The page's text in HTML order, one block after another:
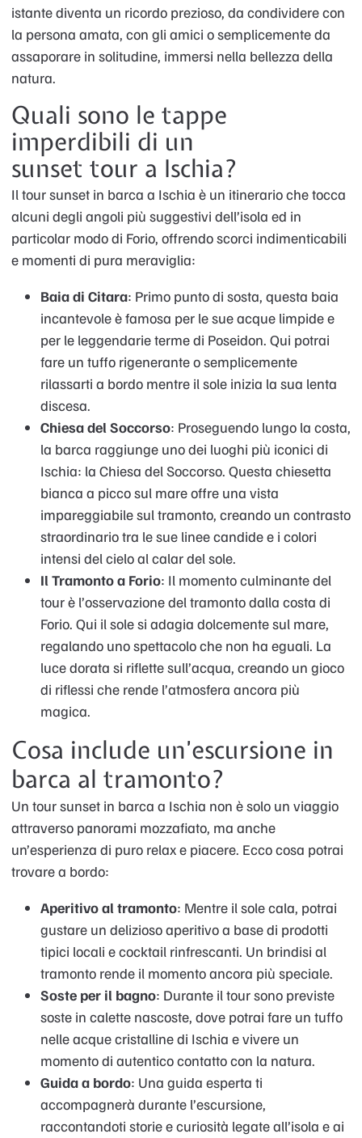
istante diventa un ricordo prezioso, da condividere con
la persona amata, con gli amici o semplicemente da
assaporare in solitudine, immersi nella bellezza della
natura.
Quali sono le tappe
imperdibili di un
sunset tour a Ischia?
Il tour sunset in barca a Ischia è un itinerario che tocca
alcuni degli angoli più suggestivi dell’isola ed in
particolar modo di Forio, offrendo scorci indimenticabili
e momenti di pura meraviglia:
Baia di Citara: Primo punto di sosta, questa baia
incantevole è famosa per le sue acque limpide e
per le leggendarie terme di Poseidon. Qui potrai
fare un tuffo rigenerante o semplicemente
rilassarti a bordo mentre il sole inizia la sua lenta
discesa.
Chiesa del Soccorso: Proseguendo lungo la costa,
la barca raggiunge uno dei luoghi più iconici di
Ischia: la Chiesa del Soccorso. Questa chiesetta
bianca a picco sul mare offre una vista
impareggiabile sul tramonto, creando un contrasto
straordinario tra le sue linee candide e i colori
intensi del cielo al calar del sole.
Il Tramonto a Forio: Il momento culminante del
tour è l’osservazione del tramonto dalla costa di
Forio. Qui il sole si adagia dolcemente sul mare,
regalando uno spettacolo che non ha eguali. La
luce dorata si riflette sull’acqua, creando un gioco
di riflessi che rende l’atmosfera ancora più
magica.
Cosa include un’escursione in
barca al tramonto?
Un tour sunset in barca a Ischia non è solo un viaggio
attraverso panorami mozzafiato, ma anche
un’esperienza di puro relax e piacere. Ecco cosa potrai
trovare a bordo:
Aperitivo al tramonto: Mentre il sole cala, potrai
gustare un delizioso aperitivo a base di prodotti
tipici locali e cocktail rinfrescanti. Un brindisi al
tramonto rende il momento ancora più speciale.
Soste per il bagno: Durante il tour sono previste
soste in calette nascoste, dove potrai fare un tuffo
nelle acque cristalline di Ischia e vivere un
momento di autentico contatto con la natura.
Guida a bordo: Una guida esperta ti
accompagnerà durante l’escursione,
raccontandoti storie e curiosità legate all’isola e ai